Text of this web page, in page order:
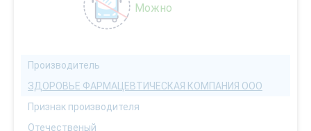
Можно
Производитель
ЗДОРОВЬЕ ФАРМАЦЕВТИЧЕСКАЯ КОМПАНИЯ ООО
Признак производителя
Отечественый